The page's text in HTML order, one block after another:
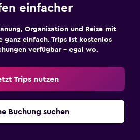
einfacher
Organisation und Reise mit
ganz einfach. Trips ist kostenlos
verfügbar – egal wo.
Trips nutzen
Buchung suchen